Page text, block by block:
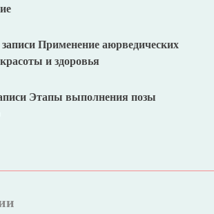
Применение аюрведических
и здоровья
Этапы выполнения позы